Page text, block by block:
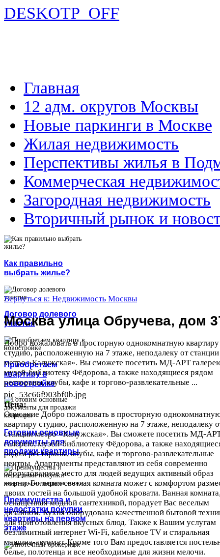
DESKOTP_OFF
Главная
12 адм. округов Москвы
Новые паркинги в Москве
Жилая недвижимость
Перспективы жилья в
Коммерческая
Загородная недвижимость
Вторичный рынок и
Как правильно
выбрать жилье?
Договор долевого
участия
Приобретаем
квартиру в
новостройке
Готовим основные
документы для
продажи квартиры
Преимущества и
недостатки покупки
квартиры на первом
этаже
Вернуться к: Недвижимость Москвы
Москва улица Обручева, дом
Добро пожаловать в просторную однокомнатную квартиру
студию, расположенную на 7 этаже, неподалеку от станции
метро «Калужская». Вы сможете посетить МД-АРТ
музей-библиотеку Фёдорова, а также находящиеся рядом
рестораны, клубы, кафе и торгово-развлекательные ...
pic_53c66f903bf0b.jpg
Цена:
Описание Добро пожаловать в просторную
квартиру студию, расположенную на 7 этаже, неподалеку
станции метро «Калужская». Вы сможете посетить МД-
галерею, музей-библиотеку Фёдорова, а также
рядом рестораны, клубы, кафе и торгово-развлекательные
центры. Апартаменты представляют из себя современно
оборудованное место для людей ведущих активный образ
жизни. Большая светлая комната может с комфортом
двоих гостей на большой удобной кровати. Ванная
оснащенная модной сантехникой, порадует Вас веселым
дизайном. Кухня оборудована качественной бытовой
для приготовления вкусных блюд. Также к Вашим услугам
безлимитный интернет Wi-Fi, кабельное TV и стиральная
машина-автомат. Кроме того Вам предоставляется
белье, полотенца и все необходимые для жизни мелочи.